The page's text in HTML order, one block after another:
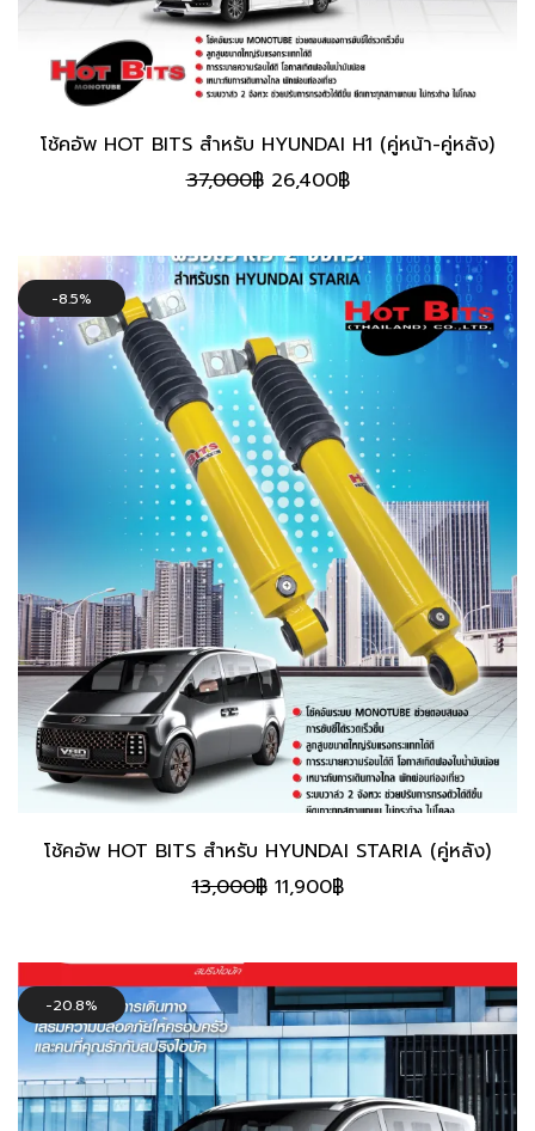
โช้คอัพ HOT BITS สําหรับ HYUNDAI H1 (คู่หน้า-คู่หลัง)
37,000฿ Original
37,000฿.
26,400฿Current
26,400฿.
8.5%
โช้คอัพ HOT BITS สําหรับ HYUNDAI STARIA (คู่หลัง)
13,000฿ Original
13,000฿.
11,900฿Current
11,900฿.
20.8%